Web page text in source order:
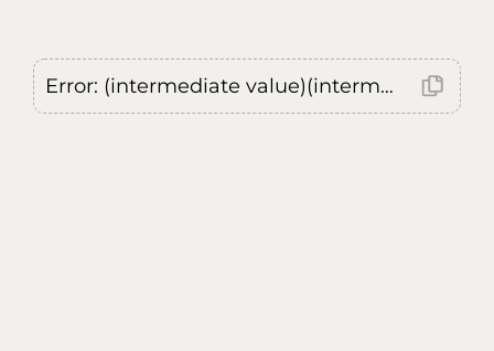
Error: (intermediate value)(intermediate value)(intermediate value).replaceAll is not a function